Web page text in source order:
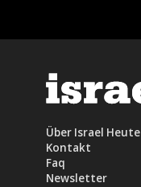
Über Israel Heute
Kontakt
Faq
Newsletter